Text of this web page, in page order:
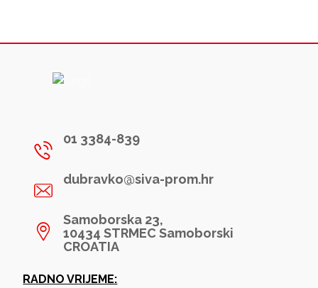
01 3384-839
dubravko@siva-prom.hr
Samoborska 23,
10434 STRMEC Samoborski
CROATIA
RADNO VRIJEME: